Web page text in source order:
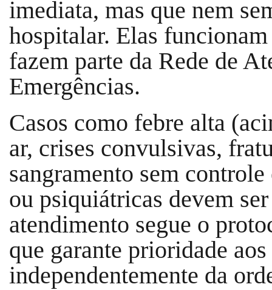
imediata, mas que nem
hospitalar. Elas
fazem parte da Rede de
Emergências.
Casos como febre alta
ar, crises convulsivas,
sangramento sem
ou psiquiátricas devem
atendimento segue o
que garante prioridade
independentemente da